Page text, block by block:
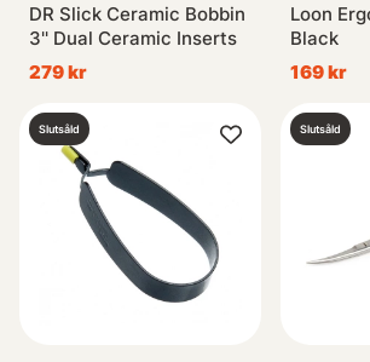
DR Slick Ceramic Bobbin
3'' Dual Ceramic Inserts
279 kr
Loon
Black
169 kr
Slutsåld Slutsåld